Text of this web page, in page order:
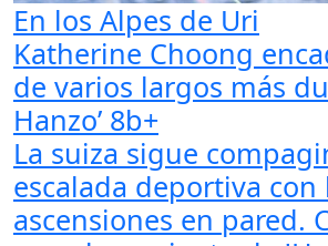
En los Alpes de Uri
Katherine Choong
de varios largos más
Hanzo’ 8b+
La suiza sigue
escalada deportiva con
ascensiones en pared.